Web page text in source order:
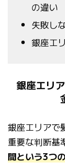
の違い
失敗し
銀座エ
銀座エリ
銀座エリアで
重要な判断基
間という3つ